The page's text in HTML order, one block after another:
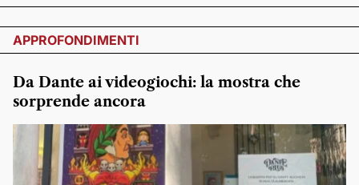
APPROFONDIMENTI
Da Dante ai videogiochi: la mostra che
sorprende ancora